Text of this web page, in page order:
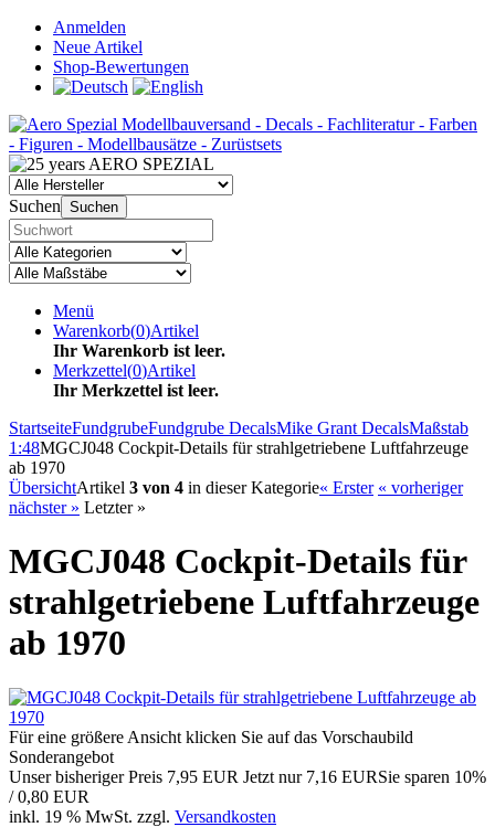
Anmelden
Neue Artikel
Shop-Bewertungen
Suchen Suchen
Menü
Warenkorb(0)Artikel
Ihr Warenkorb ist leer.
Merkzettel(0)Artikel
Ihr Merkzettel ist leer.
StartseiteFundgrubeFundgrube DecalsMike Grant DecalsMaßstab
1:48MGCJ048 Cockpit-Details für strahlgetriebene Luftfahrzeuge
ab 1970
ÜbersichtArtikel 3 von 4 in dieser Kategorie« Erster « vorheriger
nächster » Letzter »
MGCJ048 Cockpit-Details für
strahlgetriebene Luftfahrzeuge
ab 1970
Für eine größere Ansicht klicken Sie auf das Vorschaubild
Sonderangebot
Unser bisheriger Preis 7,95 EUR Jetzt nur 7,16 EURSie sparen 10%
/ 0,80 EUR
inkl. 19 % MwSt. zzgl. Versandkosten